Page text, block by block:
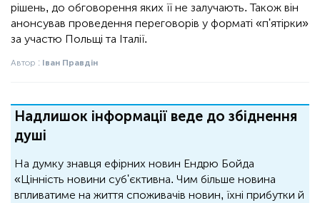
рішень, до обговорення яких її не залучають. Також він
анонсував проведення переговорів у форматі «п'ятірки»
за участю Польщі та Італії.
Автор : Іван Правдін
Надлишок інформації веде до збіднення
душі
На думку знавця ефірних новин Ендрю Бойда
«Цінність новини суб'єктивна. Чим більше новина
впливатиме на життя споживачів новин, їхні прибутки й